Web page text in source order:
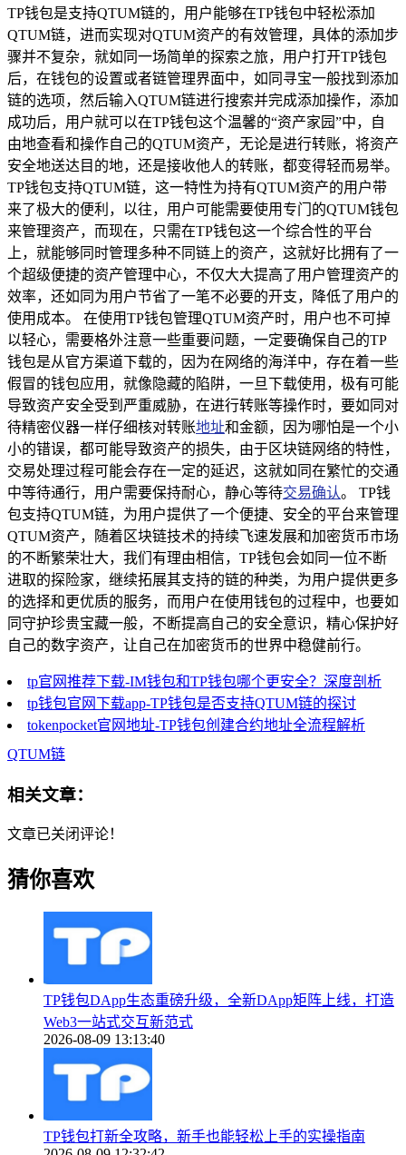
TP钱包是支持QTUM链的，用户能够在TP钱包中轻松添加
QTUM链，进而实现对QTUM资产的有效管理，具体的添加步
骤并不复杂，就如同一场简单的探索之旅，用户打开TP钱包
后，在钱包的设置或者链管理界面中，如同寻宝一般找到添加
链的选项，然后输入QTUM链进行搜索并完成添加操作，添加
成功后，用户就可以在TP钱包这个温馨的“资产家园”中，自
由地查看和操作自己的QTUM资产，无论是进行转账，将资产
安全地送达目的地，还是接收他人的转账，都变得轻而易举。
TP钱包支持QTUM链，这一特性为持有QTUM资产的用户带
来了极大的便利，以往，用户可能需要使用专门的QTUM钱包
来管理资产，而现在，只需在TP钱包这一个综合性的平台
上，就能够同时管理多种不同链上的资产，这就好比拥有了一
个超级便捷的资产管理中心，不仅大大提高了用户管理资产的
效率，还如同为用户节省了一笔不必要的开支，降低了用户的
使用成本。 在使用TP钱包管理QTUM资产时，用户也不可掉
以轻心，需要格外注意一些重要问题，一定要确保自己的TP
钱包是从官方渠道下载的，因为在网络的海洋中，存在着一些
假冒的钱包应用，就像隐藏的陷阱，一旦下载使用，极有可能
导致资产安全受到严重威胁，在进行转账等操作时，要如同对
待精密仪器一样仔细核对转账地址和金额，因为哪怕是一个小
小的错误，都可能导致资产的损失，由于区块链网络的特性，
交易处理过程可能会存在一定的延迟，这就如同在繁忙的交通
中等待通行，用户需要保持耐心，静心等待交易确认。 TP钱
包支持QTUM链，为用户提供了一个便捷、安全的平台来管理
QTUM资产，随着区块链技术的持续飞速发展和加密货币市场
的不断繁荣壮大，我们有理由相信，TP钱包会如同一位不断
进取的探险家，继续拓展其支持的链的种类，为用户提供更多
的选择和更优质的服务，而用户在使用钱包的过程中，也要如
同守护珍贵宝藏一般，不断提高自己的安全意识，精心保护好
自己的数字资产，让自己在加密货币的世界中稳健前行。
tp官网推荐下载-IM钱包和TP钱包哪个更安全？深度剖析
tp钱包官网下载app-TP钱包是否支持QTUM链的探讨
tokenpocket官网地址-TP钱包创建合约地址全流程解析
QTUM链
相关文章：
文章已关闭评论！
猜你喜欢
TP钱包DApp生态重磅升级，全新DApp矩阵上线，打造
Web3一站式交互新范式
2026-08-09 13:13:40
TP钱包打新全攻略，新手也能轻松上手的实操指南